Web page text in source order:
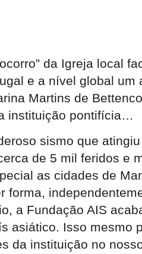
da Igreja local
e a nível global
Martins de
instituição pontifícia…
sismo que
de 5 mil feridos e
as cidades de
a Fundação AIS
asiático. Isso
da instituição no